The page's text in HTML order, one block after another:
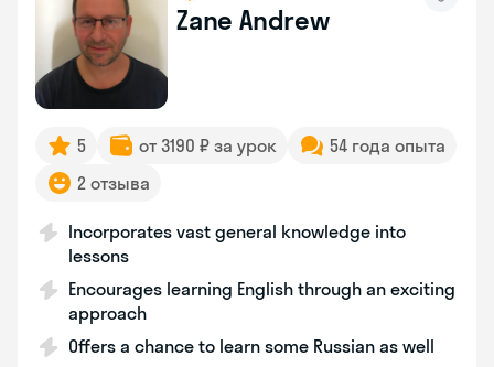
Zane Andrew
5 от 3190 ₽ за урок
54 года опыта
2 отзыва
Incorporates vast general knowledge into
lessons
Encourages learning English through an exciting
approach
Offers a chance to learn some Russian as well